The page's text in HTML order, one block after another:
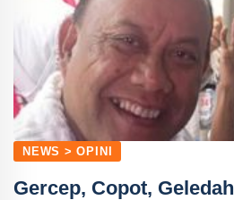
NEWS > OPINI
Gercep, Copot, Geledah